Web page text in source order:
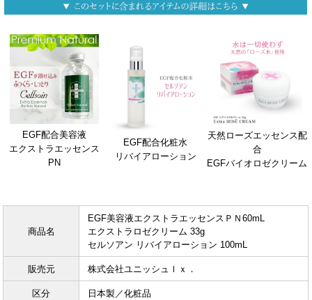
EGF配合美容液
エクストラエッセンス
PN
EGF配合化粧水
リバイアローション
天然ローズエッセンス配
合
EGFバイオロゼクリーム
商品名
EGF美容液エクストラエッセンスＰＮ60mL
エクストラロゼクリーム 33g
セルソアン リバイアローション 100mL
販売元 株式会社ユニッシュｌｘ．
区分 日本製／化粧品